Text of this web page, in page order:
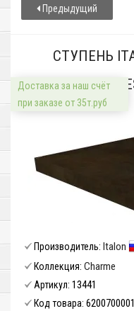
Предыдущий
СТУПЕНЬ
ANGOLARE
Доставка за наш счёт
при заказе от 35т.руб
Производитель: Italon
Коллекция: Charme
Артикул: 13441
Код товара: